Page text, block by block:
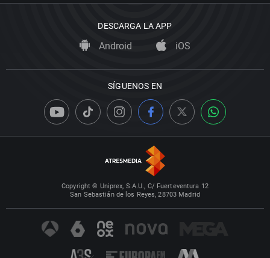
DESCARGA LA APP
Android iOS
SÍGUENOS EN
Copyright © Uniprex, S.A.U., C/ Fuerteventura 12
San Sebastián de los Reyes, 28703 Madrid